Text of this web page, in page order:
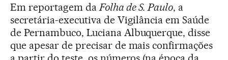
Em reportagem daFolha de S. Paulo, a
secretária-executiva de Vigilância em Saúde
de Pernambuco, Luciana Albuquerque, disse
que apesar de precisar de mais confirmações